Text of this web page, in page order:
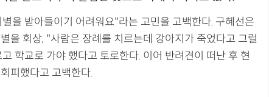
을 받아들이기 어려워요"라는 고민을 고백한다. 구혜선은
을 회상, "사람은 장례를 치르는데 강아지가 죽었다고 그럴
학교로 가야 했다고 토로한다. 이어 반려견이 떠난 후 현
피했다고 고백한다.